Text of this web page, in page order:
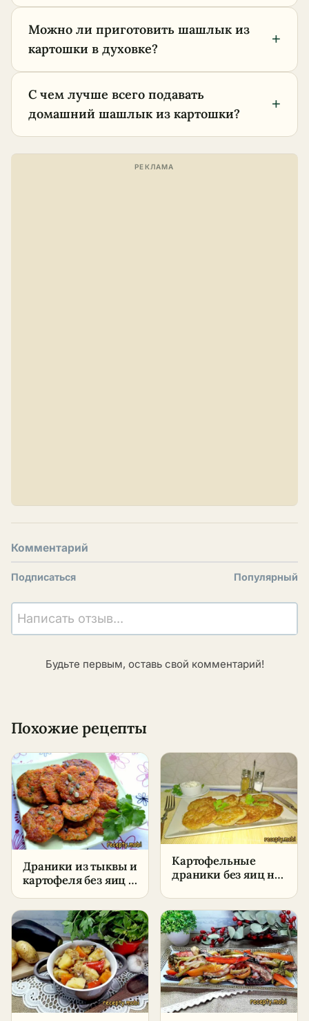
Можно ли приготовить шашлык из
картошки в духовке?
+
С чем лучше всего подавать
домашний шашлык из картошки?
+
Комментарий
Подписаться Популярный
Написать отзыв...
Будьте первым, оставь свой комментарий!
Похожие рецепты
Драники из тыквы и
картофеля без яиц –
в домашних
условиях
Картофельные
драники без яиц на
пошаговый рецепт
в домашних
условиях